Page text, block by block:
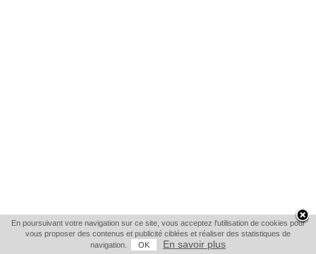
En poursuivant votre navigation sur ce site, vous acceptez l'utilisation de cookies pour
vous proposer des contenus et publicité ciblées et réaliser des statistiques de
navigation.
OK En savoir plus